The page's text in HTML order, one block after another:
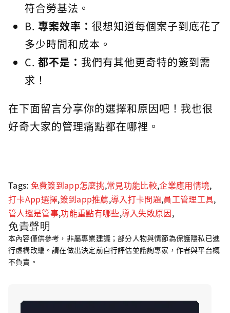
符合勞基法。
B. 專案效率： 很想知道每個案子到底花了
多少時間和成本。
C. 都不是： 我們有其他更奇特的簽到需
求！
在下面留言分享你的選擇和原因吧！我也很
好奇大家的管理痛點都在哪裡。
Tags: 免費簽到app怎麼挑,常見功能比較,企業應用情境,
打卡App選擇,簽到app推薦,導入打卡問題,員工管理工具,
管人還是管事,功能重點有哪些,導入失敗原因,
免責聲明
本內容僅供參考，非屬專業建議；部分人物與情節為保護隱私已進
行虛構改編。請在做出決定前自行評估並諮詢專家，作者與平台概
不負責。